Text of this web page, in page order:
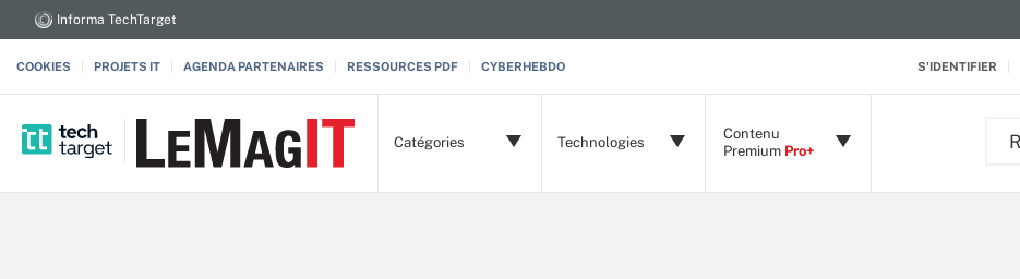
S'IDENTIFIER
Informa TechTarget
COOKIES PROJETS IT AGENDA PARTENAIRES RESSOURCES PDF CYBERHEBDO
Catégories Technologies
Contenu
Premium Pro+